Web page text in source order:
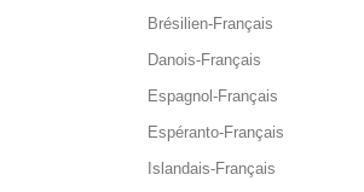
Brésilien-Français
Danois-Français
Espagnol-Français
Espéranto-Français
Islandais-Français